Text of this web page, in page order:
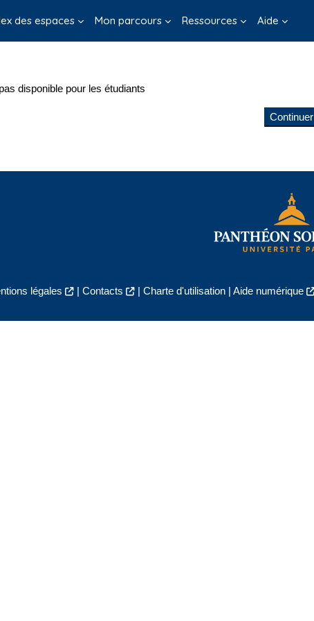
des espaces Mon parcours Ressources Aide
disponible pour les étudiants
Continuer
légales | Contacts | Charte d'utilisation| Aide numérique